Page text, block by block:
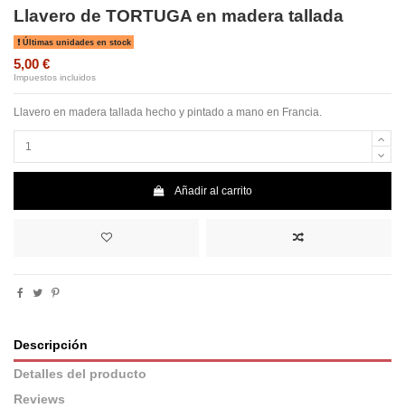
Llavero de TORTUGA en madera tallada
Últimas unidades en stock
5,00 €
Impuestos incluidos
Llavero en madera tallada hecho y pintado a mano en Francia.
Añadir al carrito
Descripción
Detalles del producto
Reviews